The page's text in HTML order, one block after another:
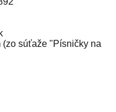
(zo súťaže "Písničky na